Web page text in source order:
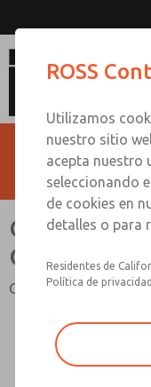
Colectores
CP y CX Dale
Colectores de
ROSS
Utilizamos
nuestro sitio
acepta nuestro
seleccionando
de cookies en
detalles o para
Residentes de
Política de